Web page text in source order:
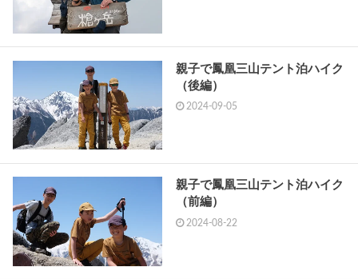
親子で鳳凰三山テント泊ハイク
（後編）
2024-09-05
親子で鳳凰三山テント泊ハイク
（前編）
2024-08-22